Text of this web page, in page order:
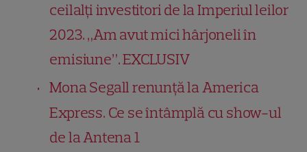
ceilalți investitori de la Imperiul leilor
2023. „Am avut mici hârjoneli în
emisiune”. EXCLUSIV
Mona Segall renunță la America
Express. Ce se întâmplă cu show-ul
de la Antena 1